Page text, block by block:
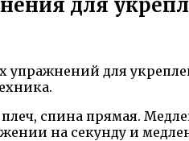
для
для
спина прямая.
на секунду и